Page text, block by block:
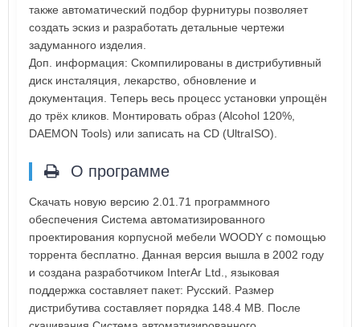
также автоматический подбор фурнитуры позволяет
создать эскиз и разработать детальные чертежи
задуманного изделия.
Доп. информация: Скомпилированы в дистрибутивный
диск инсталяция, лекарство, обновление и
документация. Теперь весь процесс установки упрощён
до трёх кликов. Монтировать образ (Alcohol 120%,
DAEMON Tools) или записать на CD (UltraISO).
О программе
Скачать новую версию 2.01.71 программного
обеспечения Система автоматизированного
проектирования корпусной мебели WOODY с помощью
торрента бесплатно. Данная версия вышла в 2002 году
и создана разработчиком InterAr Ltd., языковая
поддержка составляет пакет: Русский. Размер
дистрибутива составляет порядка 148.4 MB. После